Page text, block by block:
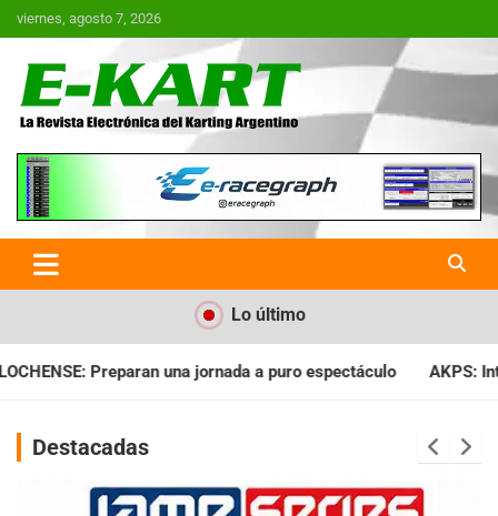
Saltar
al
viernes, agosto 7, 2026
E-Kart.com.ar | La Revista
Electrónica del Karting en
Argentina
Lo último
espectáculo AKPS: Intervino la IGJ y oficializó el llamado
Destacadas